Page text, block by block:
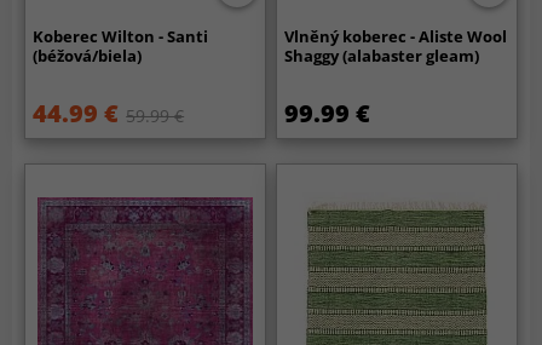
Koberec Wilton - Santi
(béžová/biela)
44.99 € 59.99 €
Vlněný koberec - Aliste Wool
Shaggy (alabaster gleam)
99.99 €